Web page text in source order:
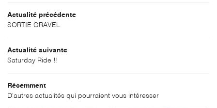
ACCUEIL
SERVICES
SÉLECTION
Actualité précédente
SORTIE GRAVEL
Actualité suivante
Saturday Ride !!
Récemment
D'autres actualités qui pourraient vous intéresser